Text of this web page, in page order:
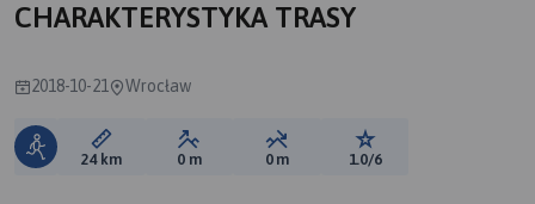
CHARAKTERYSTYKA TRASY
2018-10-21 Wrocław
Długość trasy:
24 km Suma przewyższeń:
0 m Suma spadków:
0 m Ocena trasy:
1.0/6